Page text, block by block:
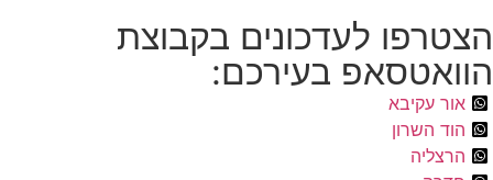
הצטרפו לעדכונים בקבוצת
הוואטסאפ בעירכם:
אור עקיבא
הוד השרון
הרצליה